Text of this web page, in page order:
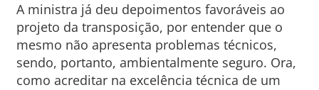
A ministra já deu depoimentos favoráveis ao
projeto da transposição, por entender que o
mesmo não apresenta problemas técnicos,
sendo, portanto, ambientalmente seguro. Ora,
como acreditar na excelência técnica de um